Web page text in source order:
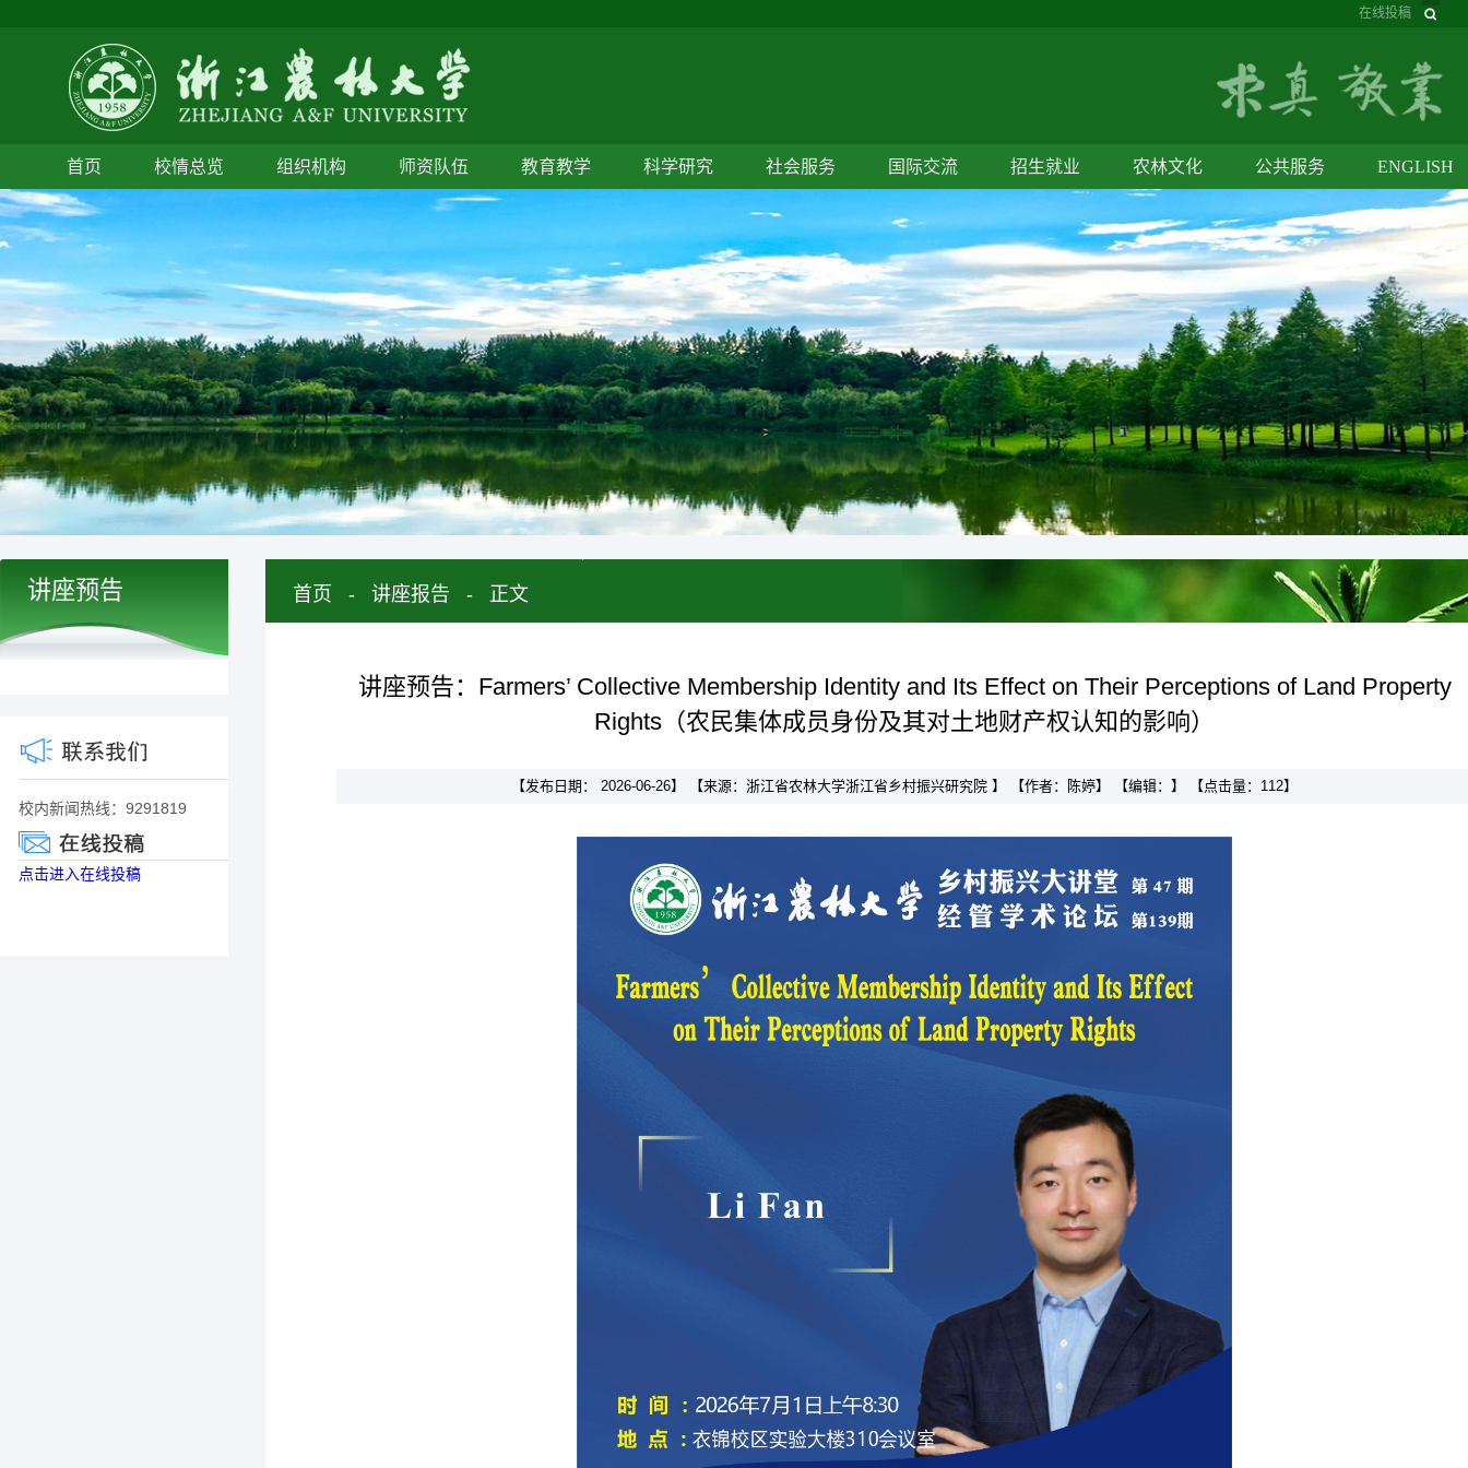
在线投稿
首页 校情总览 组织机构 师资队伍 教育教学 科学研究 社会服务 国际交流 招生就业 农林文化 公共服务 ENGLISH
讲座预告
校内新闻热线：9291819
点击进入在线投稿
首页 - 讲座报告 - 正文
讲座预告：Farmers’ Collective Membership Identity and Its Effect on Their Perceptions of Land Property
Rights（农民集体成员身份及其对土地财产权认知的影响）
【发布日期： 2026-06-26】 【来源：浙江省农林大学浙江省乡村振兴研究院 】 【作者：陈婷】 【编辑：】 【点击量： 112】